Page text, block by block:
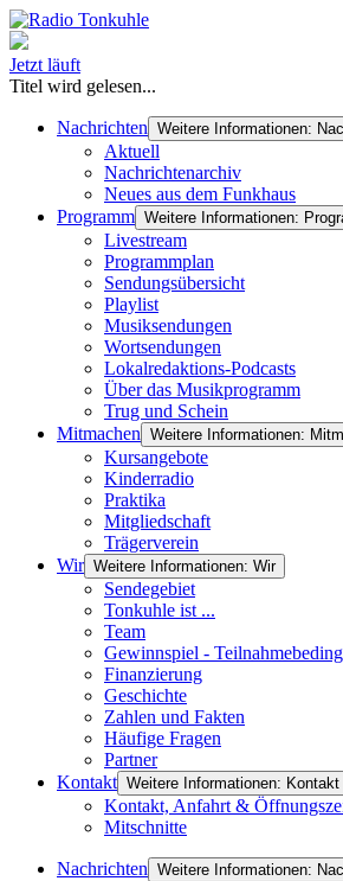
Jetzt läuft
Titel wird gelesen...
Nachrichten Weitere Informationen:
Aktuell
Nachrichtenarchiv
Neues aus dem Funkhaus
Programm Weitere Informationen:
Livestream
Programmplan
Sendungsübersicht
Playlist
Musiksendungen
Wortsendungen
Lokalredaktions-Podcasts
Über das Musikprogramm
Trug und Schein
Mitmachen Weitere Informationen:
Kursangebote
Kinderradio
Praktika
Mitgliedschaft
Trägerverein
Wir Weitere Informationen: Wir
Sendegebiet
Tonkuhle ist ...
Team
Gewinnspiel -
Finanzierung
Geschichte
Zahlen und Fakten
Häufige Fragen
Partner
Kontakt Weitere Informationen: Kontakt
Kontakt, Anfahrt &
Mitschnitte
Nachrichten Weitere Informationen: